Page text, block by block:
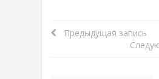
Предыдущая запись